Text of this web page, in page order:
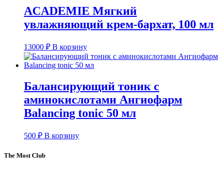
ACADEMIE Мягкий
увлажняющий крем-бархат, 100 мл
13000 ₽ В корзину
Балансирующий тоник с
аминокислотами Ангиофарм
Balancing tonic 50 мл
500 ₽ В корзину
The Most Club